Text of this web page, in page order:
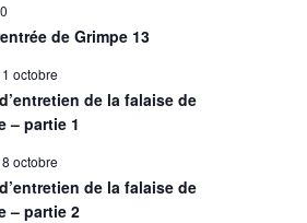
de Grimpe 13
octobre
de la falaise de
– partie 1
octobre
de la falaise de
– partie 2